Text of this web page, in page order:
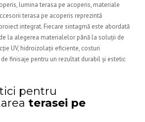
lumina terasa pe acoperis, materiale
terasa pe acoperis reprezintă
integrat. Fiecare sintagmă este abordată
la alegerea materialelor până la soluții de
UV, hidroizolații eficiente, costuri
finisaje pentru un rezultat durabil și estetic
pentru
terasei pe